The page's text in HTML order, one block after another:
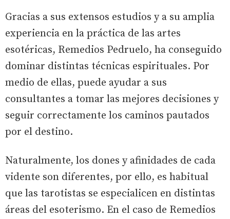
Gracias a sus extensos estudios y a su amplia
experiencia en la práctica de las artes
esotéricas, Remedios Pedruelo, ha conseguido
dominar distintas técnicas espirituales. Por
medio de ellas, puede ayudar a sus
consultantes a tomar las mejores decisiones y
seguir correctamente los caminos pautados
por el destino.
Naturalmente, los dones y afinidades de cada
vidente son diferentes, por ello, es habitual
que las tarotistas se especialicen en distintas
áreas del esoterismo. En el caso de Remedios